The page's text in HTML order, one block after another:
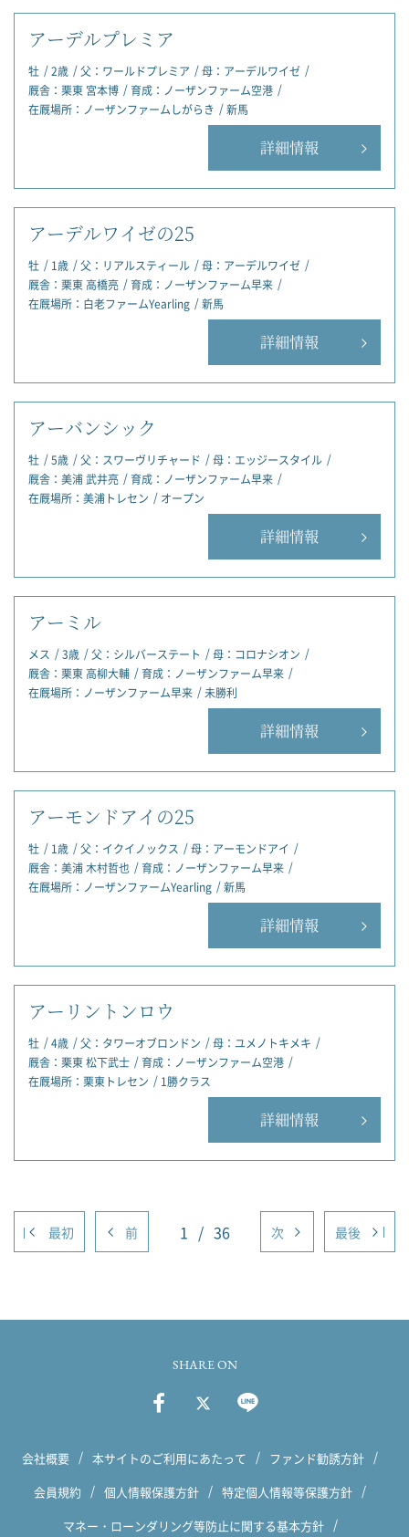
アーデルプレミア
牡 2歳 父： ワールドプレミア 母： アーデルワイゼ
厩舎： 栗東 宮本博 育成： ノーザンファーム空港
在厩場所： ノーザンファームしがらき 新馬
詳細情報
アーデルワイゼの25
牡 1歳 父： リアルスティール 母： アーデルワイゼ
厩舎： 栗東 高橋亮 育成： ノーザンファーム早来
在厩場所： 白老ファームYearling 新馬
詳細情報
アーバンシック
牡 5歳 父： スワーヴリチャード 母： エッジースタイル
厩舎： 美浦 武井亮 育成： ノーザンファーム早来
在厩場所： 美浦トレセン オープン
詳細情報
アーミル
メス 3歳 父： シルバーステート 母： コロナシオン
厩舎： 栗東 高柳大輔 育成： ノーザンファーム早来
在厩場所： ノーザンファーム早来 未勝利
詳細情報
アーモンドアイの25
牡 1歳 父： イクイノックス 母： アーモンドアイ
厩舎： 美浦 木村哲也 育成： ノーザンファーム早来
在厩場所： ノーザンファームYearling 新馬
詳細情報
アーリントンロウ
牡 4歳 父： タワーオブロンドン 母： ユメノトキメキ
厩舎： 栗東 松下武士 育成： ノーザンファーム空港
在厩場所： 栗東トレセン 1勝クラス
詳細情報
最初 前 1 / 36 次 最後
SHARE ON
会社概要 本サイトのご利用にあたって
ファンド勧誘方針
会員規約
個人情報保護方針
特定個人情報等保護方針
マネー・ローンダリング等防止に関する基本方針